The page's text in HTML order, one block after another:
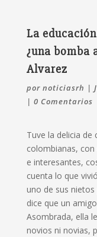
La
¿una bomba
Alvarez
por noticiasrh |
| 0 Comentarios
Tuve la delicia de
colombianas,
e interesantes,
cuenta lo que
uno de sus nietos
dice que un
Asombrada, ella
novios ni novias,